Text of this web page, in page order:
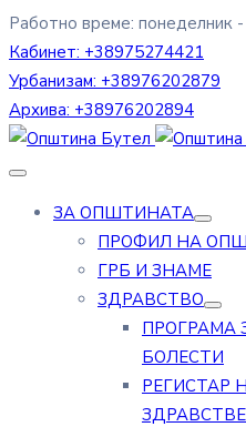
Работно време: понеделник
Кабинет: +38975274421
Урбанизам: +38976202879
Архива: +38976202894
ЗА ОПШТИНАТА
ПРОФИЛ НА
ГРБ И ЗНАМЕ
ЗДРАВСТВО
ПРОГРАМА
БОЛЕСТИ
РЕГИСТАР